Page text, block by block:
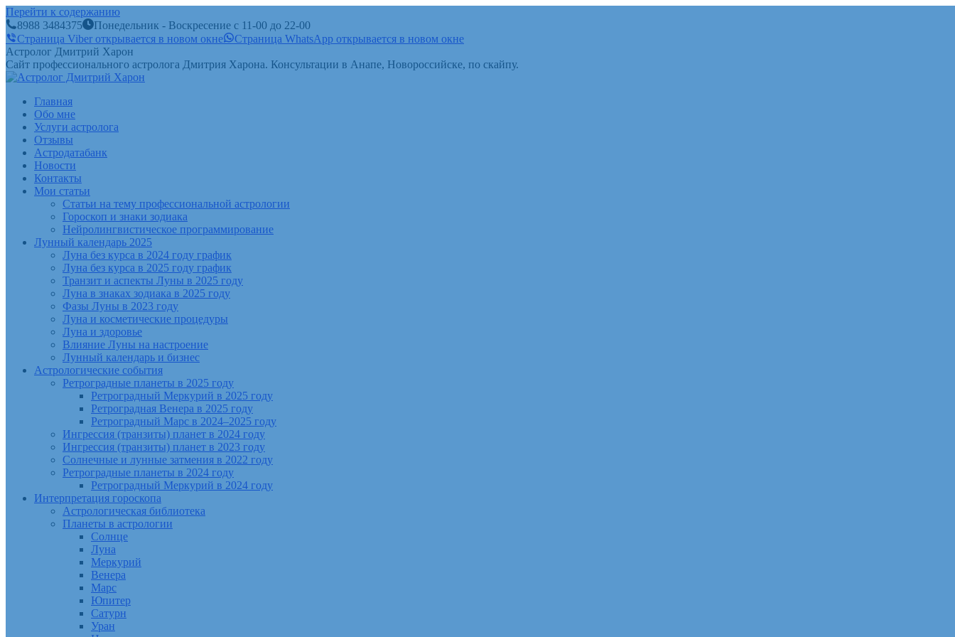
Перейти к содержанию
8988 3484375
Понедельник - Воскресение с 11-00 до 22-00
Страница Viber открывается в новом окне
Страница WhatsApp открывается в новом окне
Астролог Дмитрий Харон
Сайт профессионального астролога Дмитрия Харона. Консультации в Анапе, Новороссийске, по скайпу.
Главная
Обо мне
Услуги астролога
Отзывы
Астродатабанк
Новости
Контакты
Мои статьи
Статьи на тему профессиональной астрологии
Гороскоп и знаки зодиака
Нейролингвистическое программирование
Лунный календарь 2025
Луна без курса в 2024 году график
Луна без курса в 2025 году график
Транзит и аспекты Луны в 2025 году
Луна в знаках зодиака в 2025 году
Фазы Луны в 2023 году
Луна и косметические процедуры
Луна и здоровье
Влияние Луны на настроение
Лунный календарь и бизнес
Астрологические события
Ретроградные планеты в 2025 году
Ретроградный Меркурий в 2025 году
Ретроградная Венера в 2025 году
Ретроградный Марс в 2024–2025 году
Ингрессия (транзиты) планет в 2024 году
Ингрессия (транзиты) планет в 2023 году
Солнечные и лунные затмения в 2022 году
Ретроградные планеты в 2024 году
Ретроградный Меркурий в 2024 году
Интерпретация гороскопа
Астрологическая библиотека
Планеты в астрологии
Солнце
Луна
Меркурий
Венера
Марс
Юпитер
Сатурн
Уран